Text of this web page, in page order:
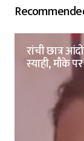
रांची छात्र
स्याही, मौके